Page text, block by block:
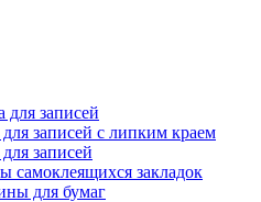
для записей
записей с липким краем
записей
самоклеящихся закладок
для бумаг